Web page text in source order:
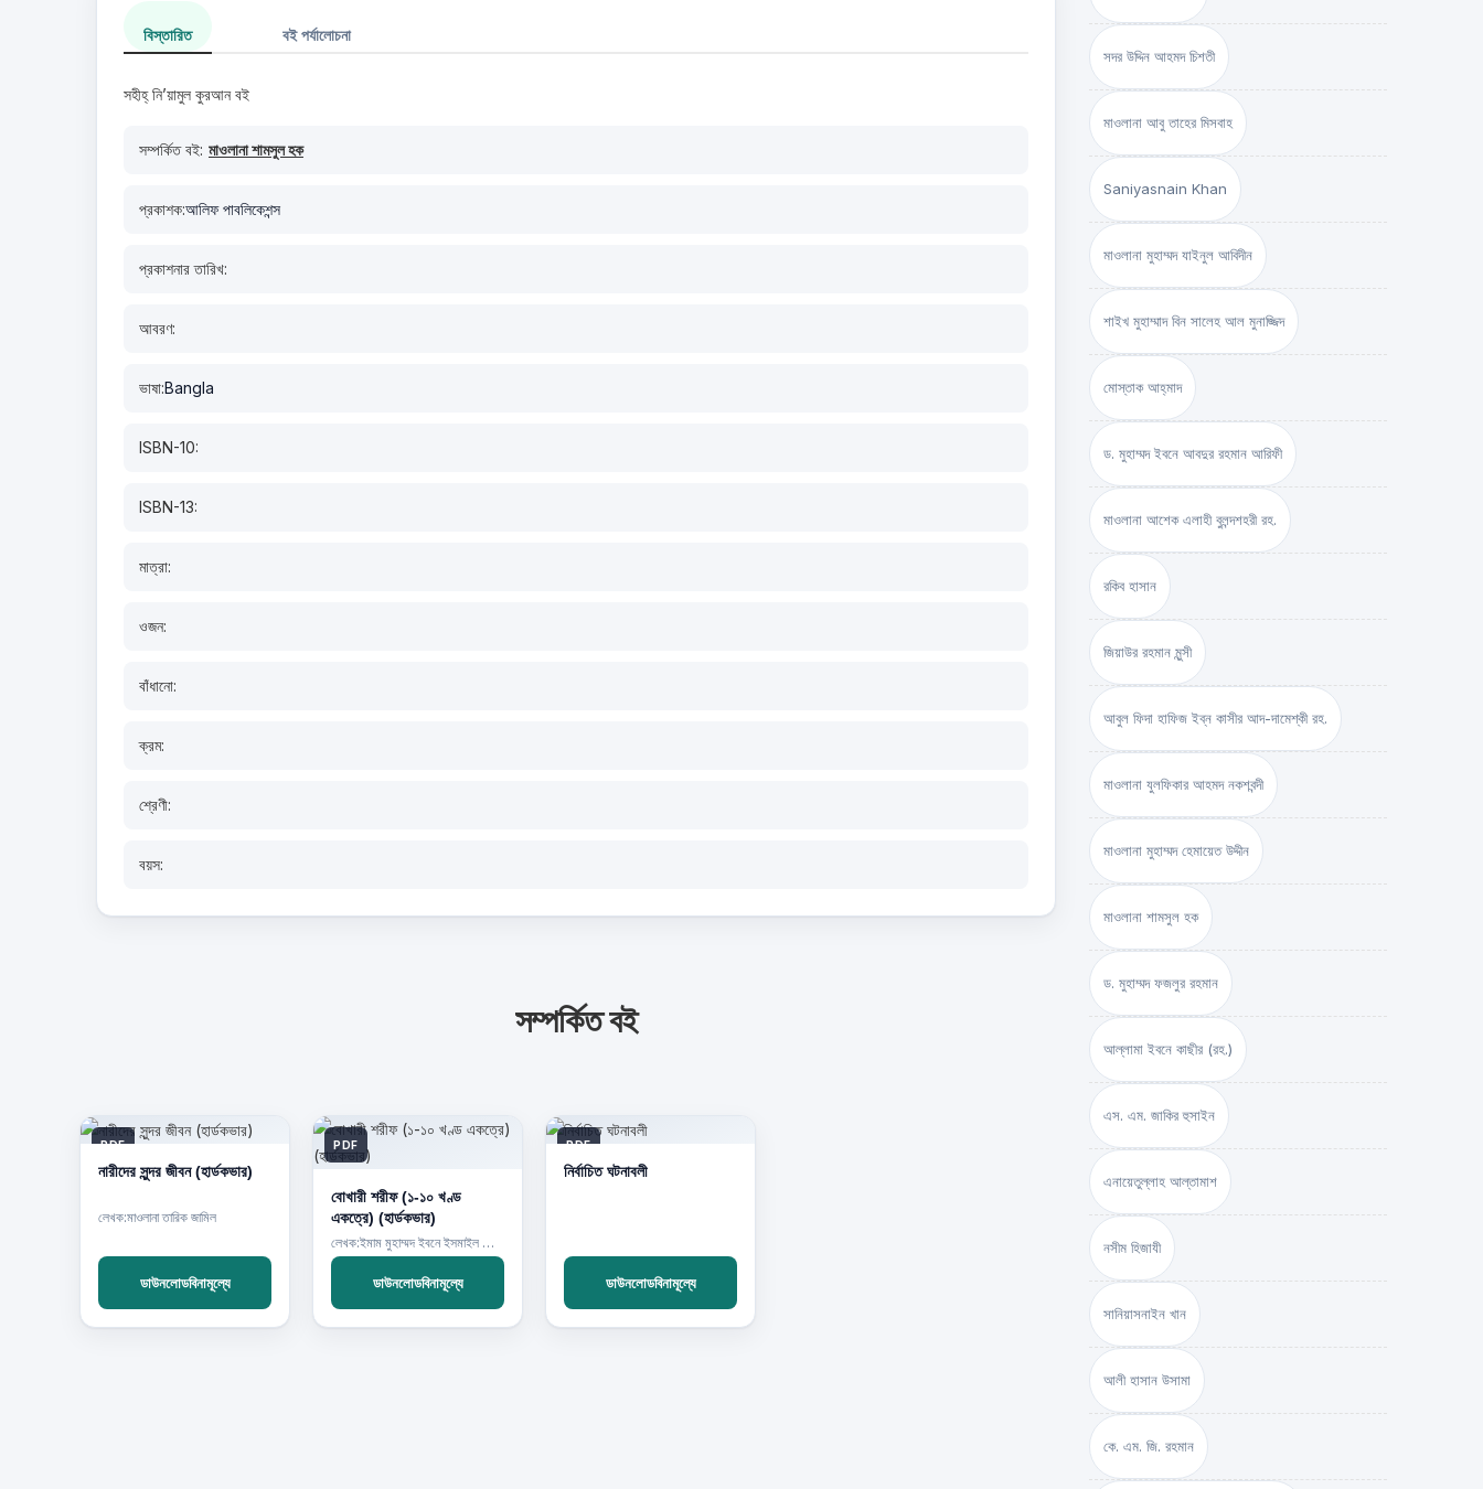
বিস্তারিত বই পর্যালোচনা
সহীহ্‌ নি’য়ামুল কুরআন বই
সম্পর্কিত বই: মাওলানা শামসুল হক
প্রকাশক:আলিফ পাবলিকেশন্স
প্রকাশনার তারিখ:
আবরণ:
ভাষা:Bangla
ISBN-10:
ISBN-13:
মাত্রা:
ওজন:
বাঁধানো:
ক্রম:
শ্রেণী:
বয়স:
সম্পর্কিত বই
PDF
নারীদের সুন্দর জীবন (হার্ডকভার)
লেখক:মাওলানা তারিক জামিল
ডাউনলোডবিনামূল্যে
PDF
বোখারী শরীফ (১-১০ খণ্ড
একত্রে) (হার্ডকভার)
লেখক:ইমাম মুহাম্মদ ইবনে ইসমাইল বোখারী (র)
ডাউনলোডবিনামূল্যে
PDF
নির্বাচিত ঘটনাবলী
ডাউনলোডবিনামূল্যে
সদর উদ্দিন আহমদ চিশতী
মাওলানা আবু তাহের মিসবাহ
Saniyasnain Khan
মাওলানা মুহাম্মদ যাইনুল আবিদীন
শাইখ মুহাম্মাদ বিন সালেহ আল মুনাজ্জিদ
মোস্তাক আহ্‌মাদ
ড. মুহাম্মদ ইবনে আবদুর রহমান আরিফী
মাওলানা আশেক এলাহী বুলন্দশহরী রহ.
রকিব হাসান
জিয়াউর রহমান মুন্সী
আবুল ফিদা হাফিজ ইব্‌ন কাসীর আদ-দামেশ্‌কী রহ.
মাওলানা যুলফিকার আহমদ নকশবন্দী
মাওলানা মুহাম্মদ হেমায়েত উদ্দীন
মাওলানা শামসুল হক
ড. মুহাম্মদ ফজলুর রহমান
আল্লামা ইবনে কাছীর (রহ.)
এস. এম. জাকির হুসাইন
এনায়েতুল্লাহ আল্‌তামাশ
নসীম হিজাযী
সানিয়াসনাইন খান
আলী হাসান উসামা
কে. এম. জি. রহমান